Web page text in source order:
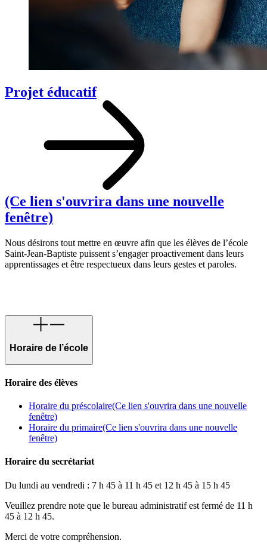
Projet éducatif
(Ce lien s'ouvrira dans une nouvelle
fenêtre)
Nous désirons tout mettre en œuvre afin que les élèves de l’école
Saint-Jean-Baptiste puissent s’engager proactivement dans leurs
apprentissages et être respectueux dans leurs gestes et paroles.
Horaire de l’école
Horaire des élèves
Horaire du préscolaire(Ce lien s'ouvrira dans une nouvelle
fenêtre)
Horaire du primaire(Ce lien s'ouvrira dans une nouvelle
fenêtre)
Horaire du secrétariat
Du lundi au vendredi : 7 h 45 à 11 h 45 et 12 h 45 à 15 h 45
Veuillez prendre note que le bureau administratif est fermé de 11 h
45 à 12 h 45.
Merci de votre compréhension.